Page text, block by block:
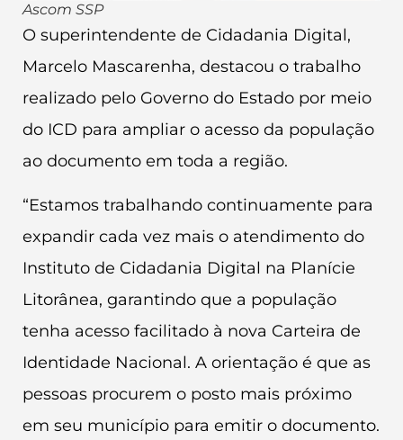
Ascom SSP
O superintendente de Cidadania Digital,
Marcelo Mascarenha, destacou o trabalho
realizado pelo Governo do Estado por meio
do ICD para ampliar o acesso da população
ao documento em toda a região.
“Estamos trabalhando continuamente para
expandir cada vez mais o atendimento do
Instituto de Cidadania Digital na Planície
Litorânea, garantindo que a população
tenha acesso facilitado à nova Carteira de
Identidade Nacional. A orientação é que as
pessoas procurem o posto mais próximo
em seu município para emitir o documento.